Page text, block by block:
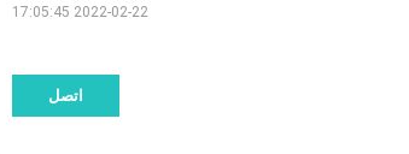
اتصل
2022-02-22 17:05:45